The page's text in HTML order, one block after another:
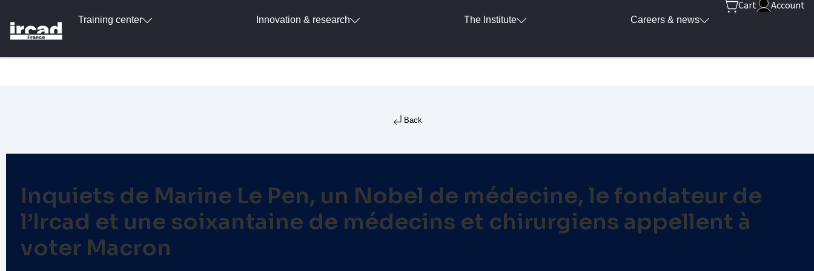
Training center Innovation & research The Institute Careers & news
Cart Account
Back
Inquiets de Marine Le Pen, un Nobel de médecine, le fondateur de
l’Ircad et une soixantaine de médecins et chirurgiens appellent à
voter Macron